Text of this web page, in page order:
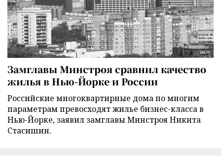
Замглавы Минстроя сравнил качество
жилья в Нью-Йорке и России
Российские многоквартирные дома по многим
параметрам превосходят жилье бизнес-класса в
Нью-Йорке, заявил замглавы Минстроя Никита
Стасишин.